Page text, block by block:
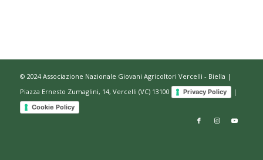
© 2024 Associazione Nazionale Giovani Agricoltori Vercelli - Biella |
Piazza Ernesto Zumaglini, 14, Vercelli (VC) 13100
Privacy Policy |
Cookie Policy